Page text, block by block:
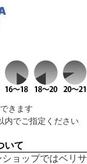
きます
内でご指定ください
いて
ョップではベリ